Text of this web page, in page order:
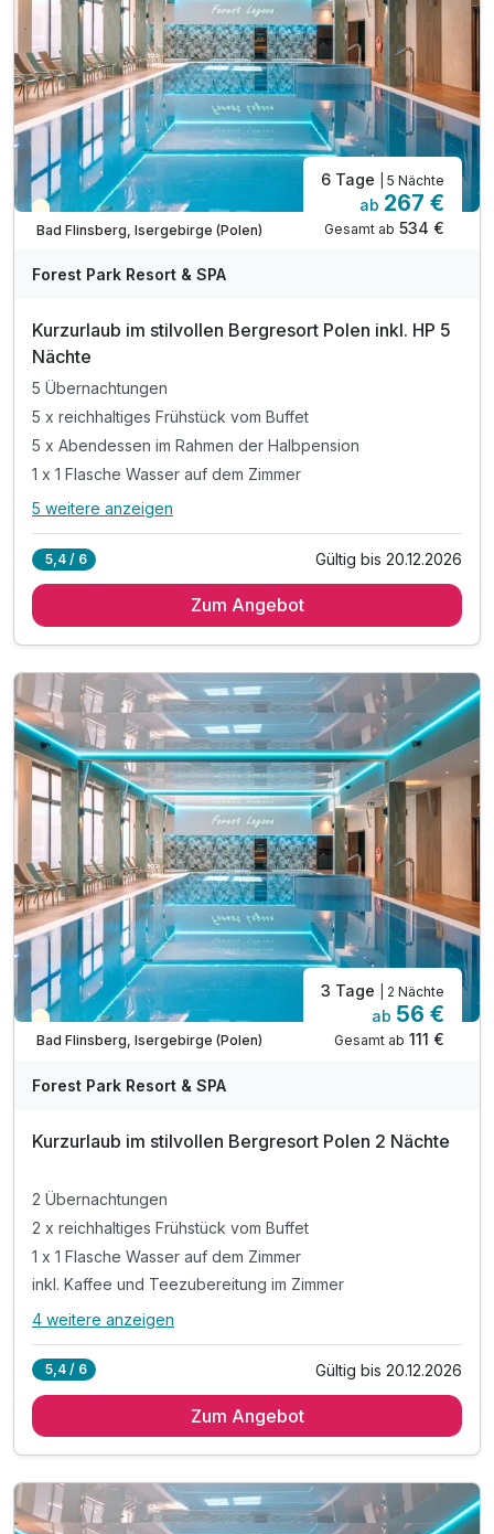
Teilweise ausgelastet
Bad Flinsberg, Isergebirge (Polen)
6 Tage | 5 Nächte
ab 267 €
Gesamt ab 534 €
Forest Park Resort & SPA
Kurzurlaub im stilvollen Bergresort Polen inkl. HP 5
Nächte
5 Übernachtungen
5 x reichhaltiges Frühstück vom Buffet
5 x Abendessen im Rahmen der Halbpension
1 x 1 Flasche Wasser auf dem Zimmer
Alle Inklusivleistungen
5 x reichhaltiges Frühstück vom Buffet
inkl. Kaffee und Teezubereitung im Zimmer
inkl. Nutzung des öffentlichen Nahverkehrs
inkl. Nutzung des neuen Aquaparks
inkl. Leihbademantel und Saunatuch
inkl. Nutzung W-Lan
5 weitere anzeigen
5,4 / 6 Gültig bis 20.12.2026
Zum Angebot
Teilweise ausgelastet
Bad Flinsberg, Isergebirge (Polen)
3 Tage | 2 Nächte
ab 56 €
Gesamt ab 111 €
Forest Park Resort & SPA
Kurzurlaub im stilvollen Bergresort Polen 2 Nächte
2 Übernachtungen
2 x reichhaltiges Frühstück vom Buffet
1 x 1 Flasche Wasser auf dem Zimmer
inkl. Kaffee und Teezubereitung im Zimmer
Alle Inklusivleistungen
2 x reichhaltiges Frühstück vom Buffet
inkl. Nutzung des öffentlichen Nahverkehrs
4 weitere anzeigen
5,4 / 6 Gültig bis 20.12.2026
Zum Angebot